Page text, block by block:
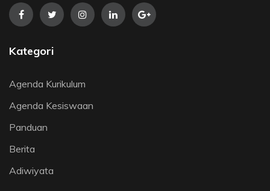
Kategori
Agenda Kurikulum
Agenda Kesiswaan
Panduan
Berita
Adiwiyata